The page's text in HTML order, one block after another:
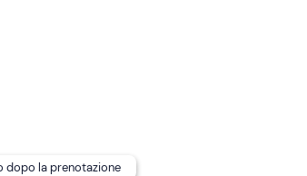
dopo la prenotazione